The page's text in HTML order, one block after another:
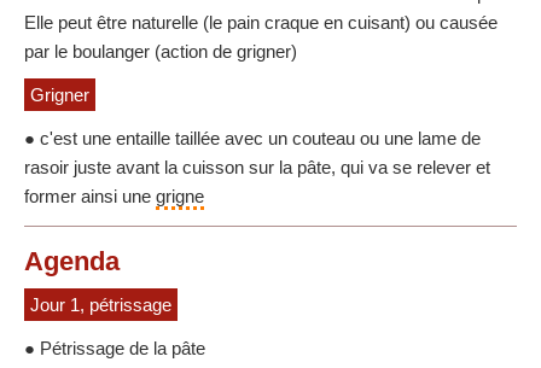
Elle peut être naturelle (le pain craque en cuisant) ou causée
par le boulanger (action de grigner)
Grigner
● c'est une entaille taillée avec un couteau ou une lame de
rasoir juste avant la cuisson sur la pâte, qui va se relever et
former ainsi une grigne
Agenda
Jour 1, pétrissage
● Pétrissage de la pâte